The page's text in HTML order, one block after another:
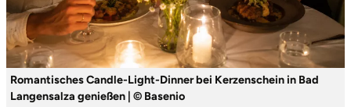
Romantisches Candle-Light-Dinner bei Kerzenschein in Bad
Langensalza genießen | © Basenio
Schwerin
Segeberg
Seligenstadt